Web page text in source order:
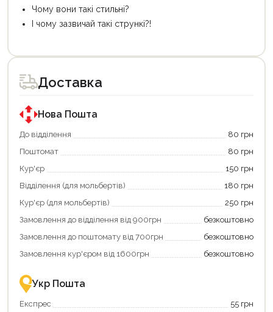
Чому вони такі стильні?
І чому зазвичай такі стрункі?!
товар
для
покупки
державною
програмою
єКнига.
Використовуйте
карту
щоб
зекономити
та
отримати
переваги!
картою
єКнига
–
зручно
та
товар
для
покупки
державною
програмою
«Національний
кешбек».
покупку
«Національний
кешбек»
та
отримуйте
повернення
Економте
більше
разом
державною
підтримкою!
Доставка
Нова Пошта
До відділення
80 грн
Поштомат
80 грн
Кур'єр
150 грн
Відділення (для мольбертів)
180 грн
Кур'єр (для мольбертів)
250 грн
Замовлення до відділення від 900грн
безкоштовно
Замовлення до поштомату від 700грн
безкоштовно
Замовлення кур'єром від 1600грн
безкоштовно
Укр Пошта
Експрес 55 грн